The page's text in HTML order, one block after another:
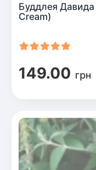
Буддлея Давида
Cream)
149.00 грн